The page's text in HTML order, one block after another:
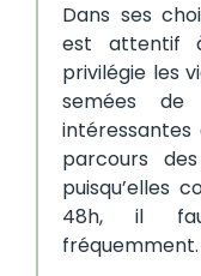
Dans ses
est attentif
privilégie les
semées
intéressantes
parcours
puisqu’elles
48h, il
fréquemment.